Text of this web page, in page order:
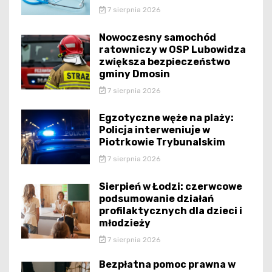
7 sierpnia 2026
Nowoczesny samochód
ratowniczy w OSP Lubowidza
zwiększa bezpieczeństwo
gminy Dmosin
7 sierpnia 2026
Egzotyczne węże na plaży:
Policja interweniuje w
Piotrkowie Trybunalskim
7 sierpnia 2026
Sierpień w Łodzi: czerwcowe
podsumowanie działań
profilaktycznych dla dzieci i
młodzieży
7 sierpnia 2026
Bezpłatna pomoc prawna w